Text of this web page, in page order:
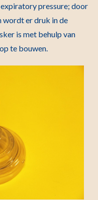
pressure; door
wordt er druk in de
is met behulp van
te bouwen.